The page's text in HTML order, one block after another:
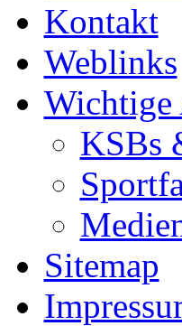
Kontakt
Weblinks
Wichtige
KSBs
Sitemap